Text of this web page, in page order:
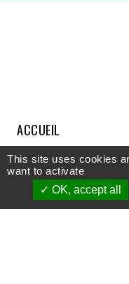
ACCUEIL
COMPRENDRE
DÉCOUVRIR
This site uses cookies
want to activate
OK, accept all